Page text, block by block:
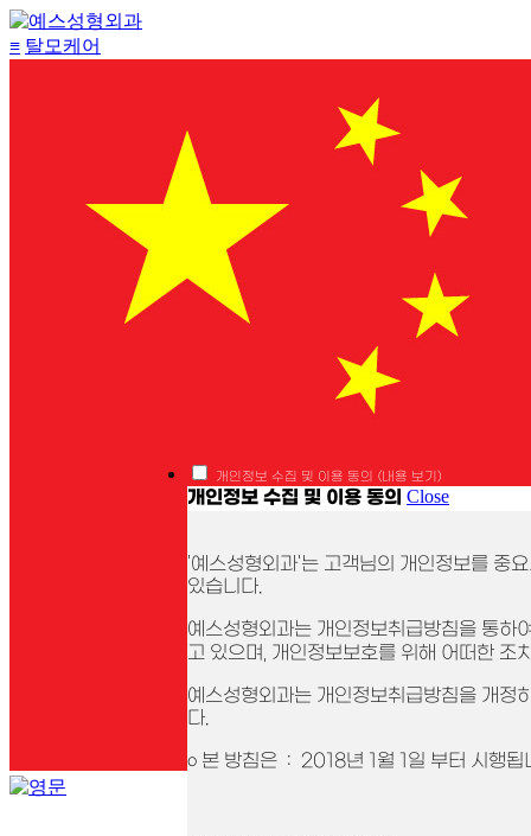
≡ 탈모케어
개인정보 수집 및 이용 동의 (내용 보기)
개인정보 수집 및 이용 동의 Close
'예스성형외과'는 고객님의 개인정보를 중
있습니다.
예스성형외과는 개인정보취급방침을 통하
고 있으며, 개인정보보호를 위해 어떠한 조
예스성형외과는 개인정보취급방침을 개정
다.
ο 본 방침은 : 2018년 1월 1일 부터 시행됩